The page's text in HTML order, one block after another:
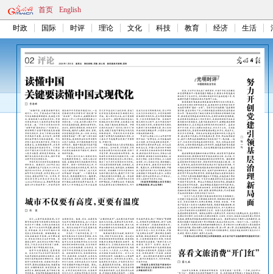
首页 English
时政 国际 时评 理论 文化 科技 教育 经济 生活